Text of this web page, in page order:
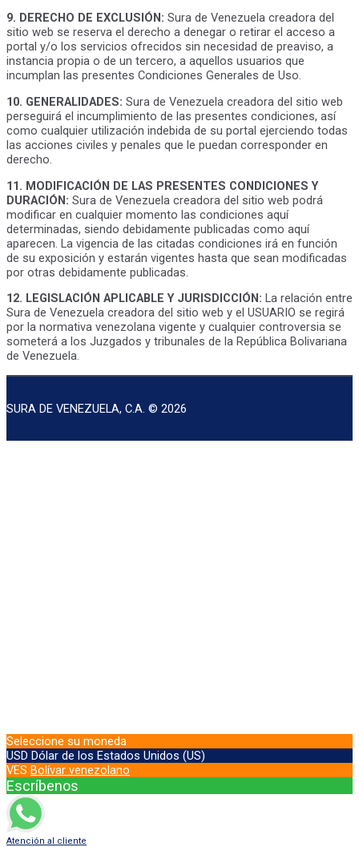
9. DERECHO DE EXCLUSIÓN: Sura de Venezuela creadora del
sitio web se reserva el derecho a denegar o retirar el acceso a
portal y/o los servicios ofrecidos sin necesidad de preaviso, a
instancia propia o de un tercero, a aquellos usuarios que
incumplan las presentes Condiciones Generales de Uso.
10. GENERALIDADES: Sura de Venezuela creadora del sitio web
perseguirá el incumplimiento de las presentes condiciones, así
como cualquier utilización indebida de su portal ejerciendo todas
las acciones civiles y penales que le puedan corresponder en
derecho.
11. MODIFICACIÓN DE LAS PRESENTES CONDICIONES Y
DURACIÓN: Sura de Venezuela creadora del sitio web podrá
modificar en cualquier momento las condiciones aquí
determinadas, siendo debidamente publicadas como aquí
aparecen. La vigencia de las citadas condiciones irá en función
de su exposición y estarán vigentes hasta que sean modificadas
por otras debidamente publicadas.
12. LEGISLACIÓN APLICABLE Y JURISDICCIÓN: La relación entre
Sura de Venezuela creadora del sitio web y el USUARIO se regirá
por la normativa venezolana vigente y cualquier controversia se
someterá a los Juzgados y tribunales de la República Bolivariana
de Venezuela.
SURA DE VENEZUELA, C.A. © 2026
Seleccione su moneda
USD Dólar de los Estados Unidos (US)
VES Bolívar venezolano
Escríbenos
Atención al cliente